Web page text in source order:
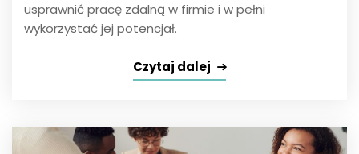
usprawnić pracę zdalną w firmie i w pełni
wykorzystać jej potencjał.
Czytaj dalej